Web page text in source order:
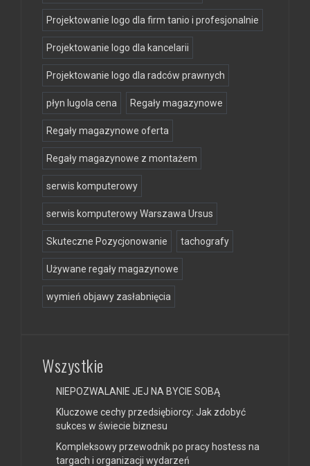
Projektowanie logo dla firm tanio i profesjonalnie
Projektowanie logo dla kancelarii
Projektowanie logo dla radców prawnych
płyn lugola cena Regały magazynowe
Regały magazynowe oferta
Regały magazynowe z montażem
serwis komputerowy
serwis komputerowy Warszawa Ursus
Skuteczne Pozycjonowanie tachografy
Używane regały magazynowe
wymień objawy zasłabnięcia
Wszystkie
NIEPOZWALANIE JEJ NA BYCIE SOBĄ
Kluczowe cechy przedsiębiorcy: Jak zdobyć
sukces w świecie biznesu
Kompleksowy przewodnik po pracy hostess na
targach i organizacji wydarzeń